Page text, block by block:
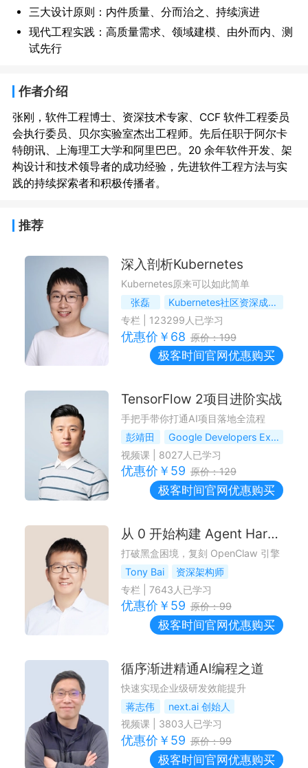
三大设计原则：内件质量、分而治之、持续演进
现代工程实践：高质量需求、领域建模、由外而内、测
试先行
作者介绍
张刚，软件工程博士、资深技术专家、CCF 软件工程委员
会执行委员、贝尔实验室杰出工程师。先后任职于阿尔卡
特朗讯、上海理工大学和阿里巴巴。20 余年软件开发、架
构设计和技术领导者的成功经验，先进软件工程方法与实
推荐
深入剖析Kubernetes
Kubernetes原来可以如此简单
张磊
Kubernetes社区资深成员与项目维护者
专栏
123299 人已学习
优惠价￥ 68 原价：199
极客时间官网优惠购买
TensorFlow 2项目进阶实战
手把手带你打通AI项目落地全流程
彭靖田
Google Developers Expert，《深入理解TensorFlow》作者
视频课| 8027人已学习
优惠价￥ 59 原价：129
极客时间官网优惠购买
从 0 开始构建 Agent Harness
打破黑盒困境，复刻 OpenClaw 引擎
Tony Bai
资深架构师
专栏
7643 人已学习
优惠价￥ 59 原价：99
极客时间官网优惠购买
循序渐进精通AI编程之道
快速实现企业级研发效能提升
蒋志伟
next.ai 创始人
视频课| 3803人已学习
优惠价￥ 59 原价：99
极客时间官网优惠购买